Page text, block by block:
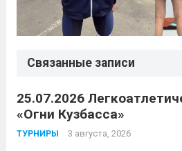
Связанные записи
25.07.2026
«Огни Кузбасса»
ТУРНИРЫ 3 августа, 2026